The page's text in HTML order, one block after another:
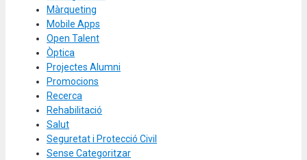
Màrqueting
Mobile Apps
Open Talent
Òptica
Projectes Alumni
Promocions
Recerca
Rehabilitació
Salut
Seguretat i Protecció Civil
Sense Categoritzar